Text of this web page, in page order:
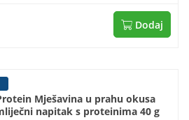
Dodaj
Mješavina u prahu okusa
napitak s proteinima 40 g